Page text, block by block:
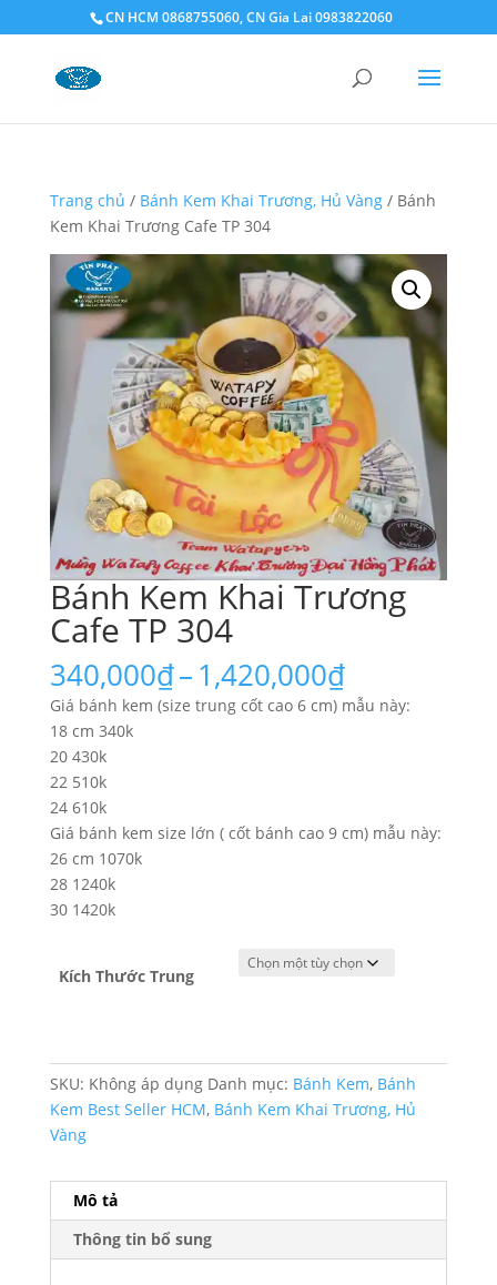
CN HCM 0868755060, CN Gia Lai 0983822060
Trang chủ / Bánh Kem Khai Trương, Hủ Vàng/ Bánh
Kem Khai Trương Cafe TP 304
Bánh Kem Khai Trương
Cafe TP 304
340,000₫–1,420,000₫Khoảng
giá:
từ
Giá bánh kem (size trung cốt cao 6 cm) mẫu này:
18 cm 340k
20 430k
22 510k
24 610k
Giá bánh kem size lớn ( cốt bánh cao 9 cm) mẫu này:
26 cm 1070k
28 1240k
30 1420k
Kích Thước Trung
SKU: Không áp dụng Danh mục: Bánh Kem, Bánh
Kem Best Seller HCM, Bánh Kem Khai Trương, Hủ
Vàng
Mô tả
Thông tin bổ sung